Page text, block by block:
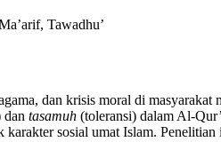
Tawadhu’
dan krisis moral di
dan tasamuh (toleransi) dalam Al-
sosial umat Islam.